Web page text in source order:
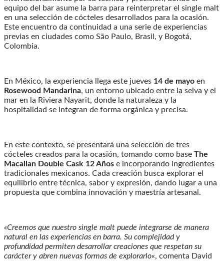
equipo del bar asume la barra para reinterpretar el single malt
en una selección de cócteles desarrollados para la ocasión.
Este encuentro da continuidad a una serie de experiencias
previas en ciudades como São Paulo, Brasil, y Bogotá,
Colombia.
En México, la experiencia llega este jueves 14 de mayo en
Rosewood Mandarina, un entorno ubicado entre la selva y el
mar en la Riviera Nayarit, donde la naturaleza y la
hospitalidad se integran de forma orgánica y precisa.
En este contexto, se presentará una selección de tres
cócteles creados para la ocasión, tomando como base The
Macallan Double Cask 12 Años e incorporando ingredientes
tradicionales mexicanos. Cada creación busca explorar el
equilibrio entre técnica, sabor y expresión, dando lugar a una
propuesta que combina innovación y maestría artesanal.
«Creemos que nuestro single malt puede integrarse de manera
natural en las experiencias en barra. Su complejidad y
profundidad permiten desarrollar creaciones que respetan su
carácter y abren nuevas formas de explorarlo«, comenta David